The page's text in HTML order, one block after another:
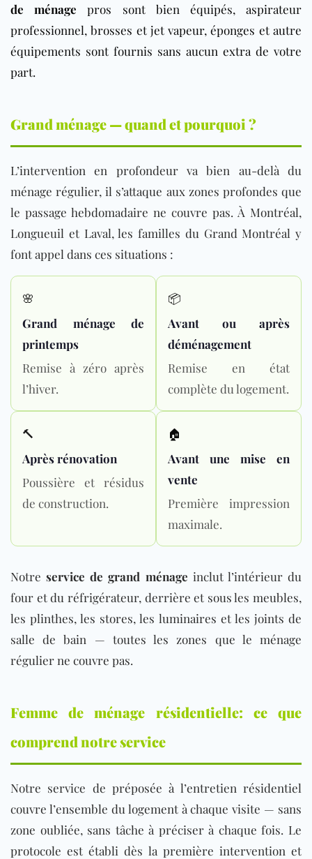
de ménage pros sont bien équipés, aspirateur
professionnel, brosses et jet vapeur, éponges et autre
équipements sont fournis sans aucun extra de votre
part.
Grand ménage — quand et pourquoi ?
L’intervention en profondeur va bien au-delà du
ménage régulier, il s’attaque aux zones profondes que
le passage hebdomadaire ne couvre pas. À Montréal,
Longueuil et Laval, les familles du Grand Montréal y
font appel dans ces situations :
🌸
Grand ménage de
printemps
Remise à zéro après
l’hiver.
📦
Avant ou après
déménagement
Remise en état
complète du logement.
🔨
Après rénovation
Poussière et résidus
de construction.
🏠
Avant une mise en
vente
Première impression
maximale.
Notreservice de grand ménage inclutl’intérieur du
four et du réfrigérateur, derrière et sous les meubles,
les plinthes, les stores, les luminaires et les joints de
salle de bain — toutes les zones que le ménage
régulier ne couvre pas.
Femme de ménage résidentielle: ce que
comprend notre service
Notre service de préposée à l’entretien résidentiel
couvre l’ensemble du logement à chaque visite — sans
zone oubliée, sans tâche à préciser à chaque fois. Le
protocole est établi dès la première intervention et